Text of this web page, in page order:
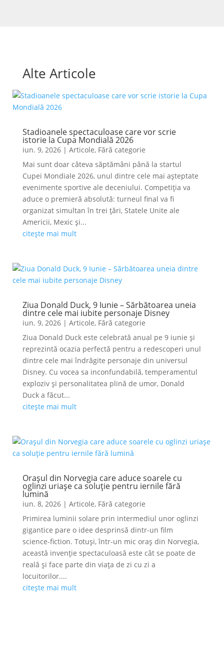
Alte Articole
Stadioanele spectaculoase care vor scrie
istorie la Cupa Mondială 2026
iun. 9, 2026| Articole, Fără categorie
Mai sunt doar câteva săptămâni până la startul
Cupei Mondiale 2026, unul dintre cele mai așteptate
evenimente sportive ale deceniului. Competiția va
aduce o premieră absolută: turneul final va fi
organizat simultan în trei țări, Statele Unite ale
Americii, Mexic și...
citește mai mult
Ziua Donald Duck, 9 Iunie – Sărbătoarea uneia
dintre cele mai iubite personaje Disney
iun. 9, 2026| Articole, Fără categorie
Ziua Donald Duck este celebrată anual pe 9 iunie și
reprezintă ocazia perfectă pentru a redescoperi unul
dintre cele mai îndrăgite personaje din universul
Disney. Cu vocea sa inconfundabilă, temperamentul
exploziv și personalitatea plină de umor, Donald
Duck a făcut...
citește mai mult
Orașul din Norvegia care aduce soarele cu
oglinzi uriașe ca soluție pentru iernile fără
lumină
iun. 8, 2026| Articole, Fără categorie
Primirea luminii solare prin intermediul unor oglinzi
gigantice pare o idee desprinsă dintr-un film
science-fiction. Totuși, într-un mic oraș din Norvegia,
această invenție spectaculoasă este cât se poate de
reală și face parte din viața de zi cu zi a
locuitorilor....
citește mai mult